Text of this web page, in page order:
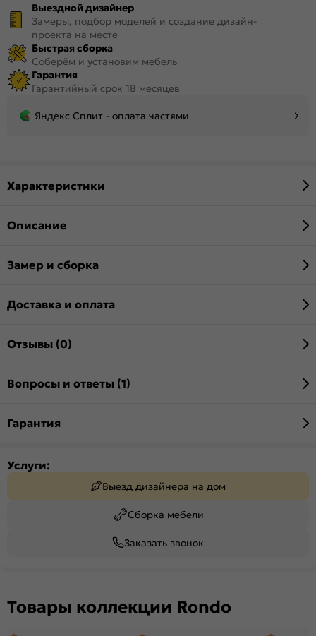
Выездной дизайнер
Замеры, подбор моделей и создание дизайн-
проекта на месте
Быстрая сборка
Соберём и установим мебель
Гарантия
Гарантийный срок 18 месяцев
Яндекс Сплит - оплата частями
Характеристики
Описание
Замер и сборка
Доставка и оплата
Отзывы (0)
Вопросы и ответы (1)
Гарантия
Услуги:
Выезд дизайнера на дом
Сборка мебели
Заказать звонок
Товары коллекции Rondo